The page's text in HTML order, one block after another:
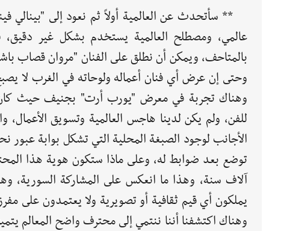
** سأتحدث عن العالمية أولاً ثم نعود إلى
عالمي، ومصطلح العالمية يستخدم بشكل غير دقيق،
بالمتاحف، ويمكن أن نطلق على الفنان "مروان قصاب
وحتى إن عرض أي فنان أعماله ولوحاته في الغرب لا
وهناك تجربة في معرض "يورب أرت" بجنيف حيث كان
للفن، ولم يكن لدينا هاجس العالمية وتسويق
الأجانب لوجود الصبغة المحلية التي تشكل بوابة عبور
توضع بعد ضوابط له، وعلى ماذا ستكون هوية هذا
آلاف سنة، وهذا ما انعكس على المشاركة السورية،
يملكون أي قيم ثقافية أو تصويرية ولا يعتمدون على
وهناك اكتشفنا أننا ننتمي إلى محترف واضح المعالم